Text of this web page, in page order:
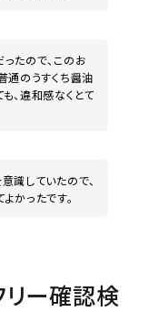
たので、このお
通のうすくち醤油
、違和感なくとて
識していたので、
かったです。
リー確認検